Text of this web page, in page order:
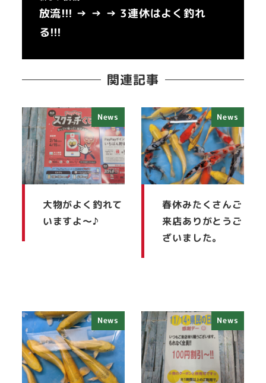
放流!!! → → → 3連休はよく釣れ
る!!!
関連記事
News
大物がよく釣れて
いますよ～♪
News
春休みたくさんご
来店ありがとうご
ざいました。
News News